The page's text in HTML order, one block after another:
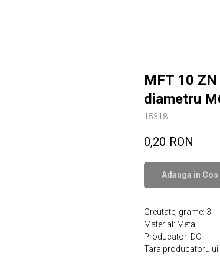
MFT 10
diametru
15318
0,20 RON
Adauga in Сos
Greutate, grame: 3
Material: Metal
Producator: DC
Tara